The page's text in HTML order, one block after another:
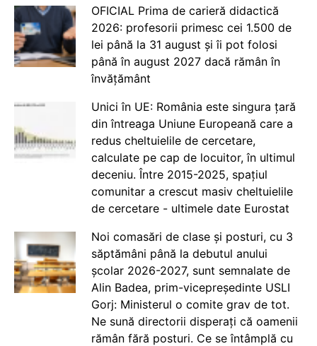
OFICIAL Prima de carieră didactică
2026: profesorii primesc cei 1.500 de
lei până la 31 august și îi pot folosi
până în august 2027 dacă rămân în
învățământ
Unici în UE: România este singura țară
din întreaga Uniune Europeană care a
redus cheltuielile de cercetare,
calculate pe cap de locuitor, în ultimul
deceniu. Între 2015-2025, spațiul
comunitar a crescut masiv cheltuielile
de cercetare - ultimele date Eurostat
Noi comasări de clase și posturi, cu 3
săptămâni până la debutul anului
școlar 2026-2027, sunt semnalate de
Alin Badea, prim-vicepreședinte USLI
Gorj: Ministerul o comite grav de tot.
Ne sună directorii disperați că oamenii
rămân fără posturi. Ce se întâmplă cu